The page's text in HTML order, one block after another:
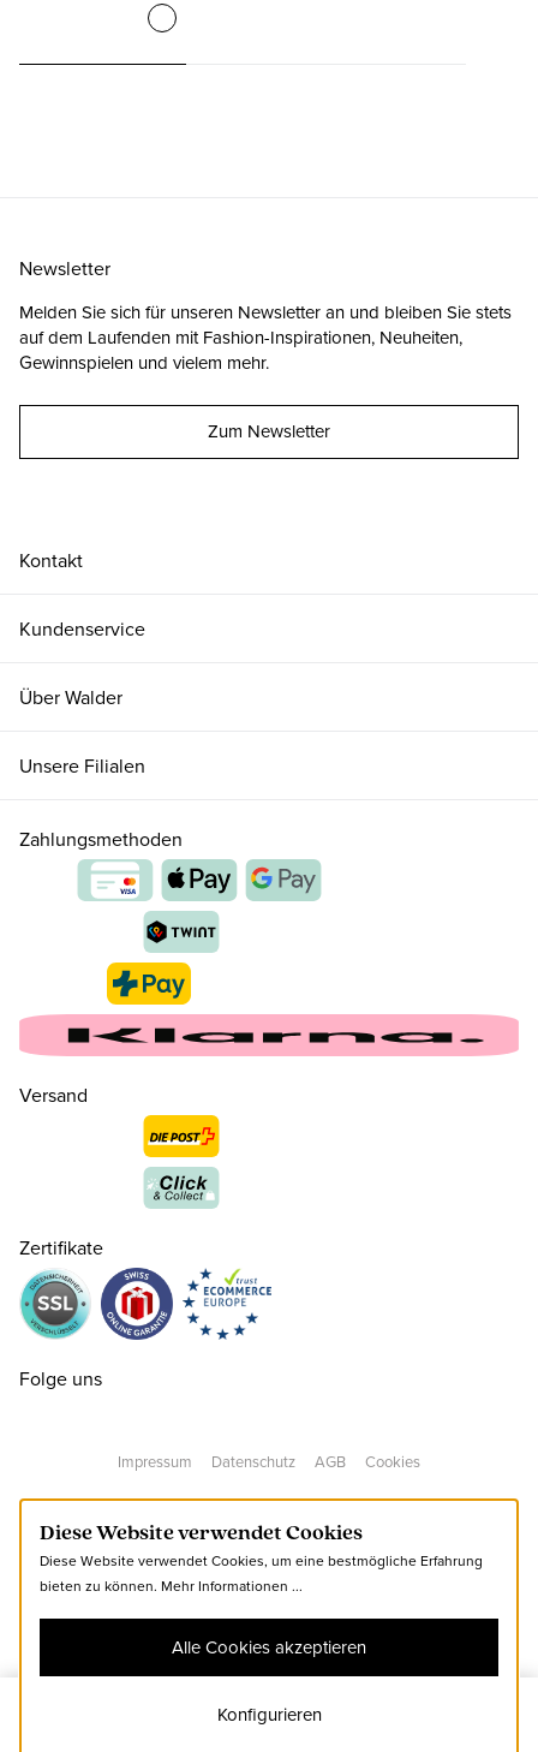
CHF 179.00
35 ( 3 ) CHF 179.00 nur noch wenige verfügbar
36 ( 3½ ) CHF 179.00
CHF 179.00
37.5 ( 4½ ) CHF 179.00
38 ( 5 ) CHF 179.00
39 ( 6 ) CHF 179.00
40 ( 6½ ) CHF 179.00
Zum Warenkorb hinzufügen
Kontakt
Kundenservice
Über Walder
Unsere Filialen
Newsletter
Melden Sie sich für unseren Newsletter an und bleiben Sie stets
auf dem Laufenden mit Fashion-Inspirationen, Neuheiten,
Gewinnspielen und vielem mehr.
Zum Newsletter
Zahlungsmethoden
Versand
Zertifikate
Folge uns
Impressum Datenschutz AGB Cookies
Diese Website verwendet Cookies
Diese Website verwendet Cookies, um eine bestmögliche Erfahrung
bieten zu können. Mehr Informationen ...
Konfigurieren
Alle Cookies akzeptieren